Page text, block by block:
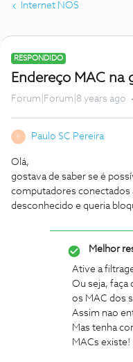
Internet NOS
RESPONDIDO
Endereço MAC na
Forum|Forum|8 years ago
P Paulo SC Pereira
Olá,
gostava de saber se é
computadores conectados
desconhecido e queria
Melhor
Ative a
Ou seja, faça
os MAC dos
Assim nao
Mas tenha
MACs existe!